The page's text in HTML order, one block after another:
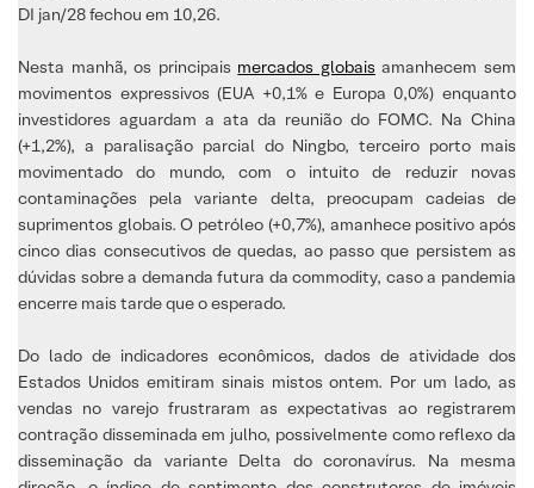
DI jan/28 fechou em 10,26.
Nesta manhã, os principais mercados globais amanhecem sem
movimentos expressivos (EUA +0,1% e Europa 0,0%) enquanto
investidores aguardam a ata da reunião do FOMC. Na China
(+1,2%), a paralisação parcial do Ningbo, terceiro porto mais
movimentado do mundo, com o intuito de reduzir novas
contaminações pela variante delta, preocupam cadeias de
suprimentos globais. O petróleo (+0,7%), amanhece positivo após
cinco dias consecutivos de quedas, ao passo que persistem as
dúvidas sobre a demanda futura da commodity, caso a pandemia
encerre mais tarde que o esperado.
Do lado de indicadores econômicos, dados de atividade dos
Estados Unidos emitiram sinais mistos ontem. Por um lado, as
vendas no varejo frustraram as expectativas ao registrarem
contração disseminada em julho, possivelmente como reflexo da
disseminação da variante Delta do coronavírus. Na mesma